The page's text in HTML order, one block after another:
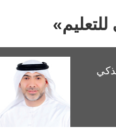
للتعليم»